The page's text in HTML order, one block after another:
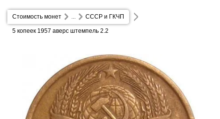
Стоимость монет СССР и ГКЧП
...
5 копеек 1957 аверс штемпель 2.2